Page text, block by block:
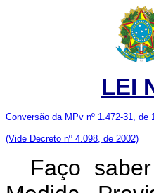
LEI
Conversão da MPv nº 1.472-31, de
(Vide Decreto nº 4.098, de 2002)
Faço